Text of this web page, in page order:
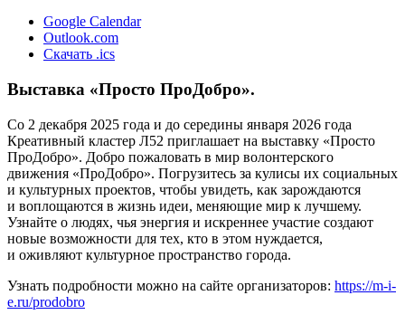
Google Calendar
Outlook.com
Скачать .ics
Выставка «Просто ПроДобро».
Со 2 декабря 2025 года и до середины января 2026 года
Креативный кластер Л52 приглашает на выставку «Просто
ПроДобро». Добро пожаловать в мир волонтерского
движения «ПроДобро». Погрузитесь за кулисы их социальных
и культурных проектов, чтобы увидеть, как зарождаются
и воплощаются в жизнь идеи, меняющие мир к лучшему.
Узнайте о людях, чья энергия и искреннее участие создают
новые возможности для тех, кто в этом нуждается,
и оживляют культурное пространство города.
Узнать подробности можно на сайте организаторов: https://m-i-
e.ru/prodobro